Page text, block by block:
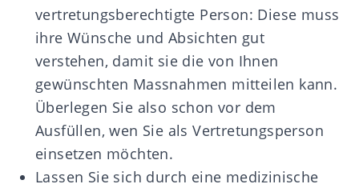
vertretungsberechtigte Person: Diese muss
ihre Wünsche und Absichten gut
verstehen, damit sie die von Ihnen
gewünschten Massnahmen mitteilen kann.
Überlegen Sie also schon vor dem
Ausfüllen, wen Sie als Vertretungsperson
einsetzen möchten.
Lassen Sie sich durch eine medizinische